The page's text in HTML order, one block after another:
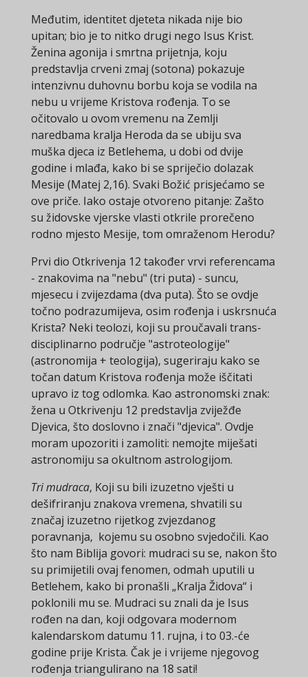
Međutim, identitet djeteta nikada nije bio
upitan; bio je to nitko drugi nego Isus Krist.
Ženina agonija i smrtna prijetnja, koju
predstavlja crveni zmaj (sotona) pokazuje
intenzivnu duhovnu borbu koja se vodila na
nebu u vrijeme Kristova rođenja. To se
očitovalo u ovom vremenu na Zemlji
naredbama kralja Heroda da se ubiju sva
muška djeca iz Betlehema, u dobi od dvije
godine i mlađa, kako bi se spriječio dolazak
Mesije (Matej 2,16). Svaki Božić prisjećamo se
ove priče. Iako ostaje otvoreno pitanje: Zašto
su židovske vjerske vlasti otkrile prorečeno
rodno mjesto Mesije, tom omraženom Herodu?
Prvi dio Otkrivenja 12 također vrvi referencama
- znakovima na "nebu" (tri puta) - suncu,
mjesecu i zvijezdama (dva puta). Što se ovdje
točno podrazumijeva, osim rođenja i uskrsnuća
Krista? Neki teolozi, koji su proučavali trans-
disciplinarno područje "astroteologije"
(astronomija + teologija), sugeriraju kako se
točan datum Kristova rođenja može iščitati
upravo iz tog odlomka. Kao astronomski znak:
žena u Otkrivenju 12 predstavlja zviježđe
Djevica, što doslovno i znači "djevica". Ovdje
moram upozoriti i zamoliti: nemojte miješati
astronomiju sa okultnom astrologijom.
Tri mudraca, Koji su bili izuzetno vješti u
dešifriranju znakova vremena, shvatili su
značaj izuzetno rijetkog zvjezdanog
poravnanja, kojemu su osobno svjedočili. Kao
što nam Biblija govori: mudraci su se, nakon što
su primijetili ovaj fenomen, odmah uputili u
Betlehem, kako bi pronašli „Kralja Židova“ i
poklonili mu se. Mudraci su znali da je Isus
rođen na dan, koji odgovara modernom
kalendarskom datumu 11. rujna, i to 03.-će
godine prije Krista. Čak je i vrijeme njegovog
rođenja triangulirano na 18 sati!